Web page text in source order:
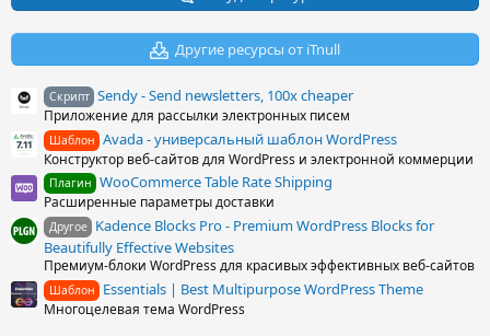
в
з
Другие ресурсы от iTnull
Скрипт Sendy - Send newsletters, 100x cheaper
Приложение для рассылки электронных писем
Шаблон Avada - универсальный шаблон WordPress
Конструктор веб-сайтов для WordPress и электронной коммерции
Плагин WooCommerce Table Rate Shipping
Расширенные параметры доставки
Другое Kadence Blocks Pro - Premium WordPress Blocks for
Beautifully Effective Websites
Премиум-блоки WordPress для красивых эффективных веб-сайтов
Шаблон Essentials | Best Multipurpose WordPress Theme
Многоцелевая тема WordPress